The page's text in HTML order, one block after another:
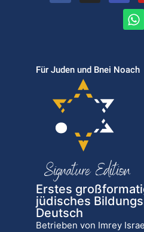
Für Juden und Bnei Noach
Erstes
jüdisches
Deutsch
Betrieben von Imrey